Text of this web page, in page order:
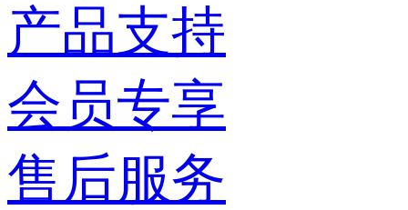
产品支持
会员专享
售后服务